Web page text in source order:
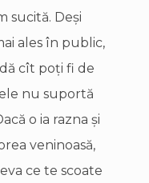
sucită. Deşi
ales în public,
cît poţi fi de
nu suportă
o ia razna şi
veninoasă,
ce te scoate